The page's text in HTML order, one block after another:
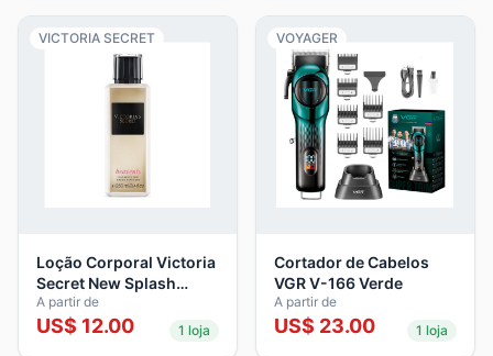
VICTORIA SECRET
Loção Corporal Victoria
Secret New Splash
Heavenly 250Ml
A partir de
US$ 12.00 1 loja
VOYAGER
Cortador de Cabelos
VGR V-166 Verde
A partir de
US$ 23.00 1 loja